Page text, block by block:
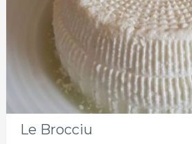
Le Brocciu